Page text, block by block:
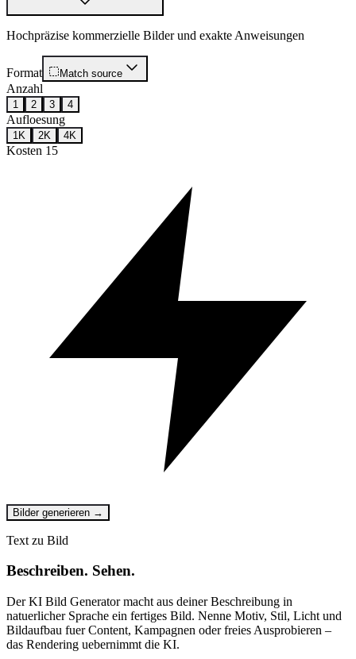
Hochpräzise kommerzielle Bilder und exakte Anweisungen
Format Match source
Anzahl
1 2 3 4
Aufloesung
1K 2K 4K
Kosten 15
Bilder generieren →
Text zu Bild
Beschreiben. Sehen.
Der KI Bild Generator macht aus deiner Beschreibung in
natuerlicher Sprache ein fertiges Bild. Nenne Motiv, Stil, Licht und
Bildaufbau fuer Content, Kampagnen oder freies Ausprobieren –
das Rendering uebernimmt die KI.